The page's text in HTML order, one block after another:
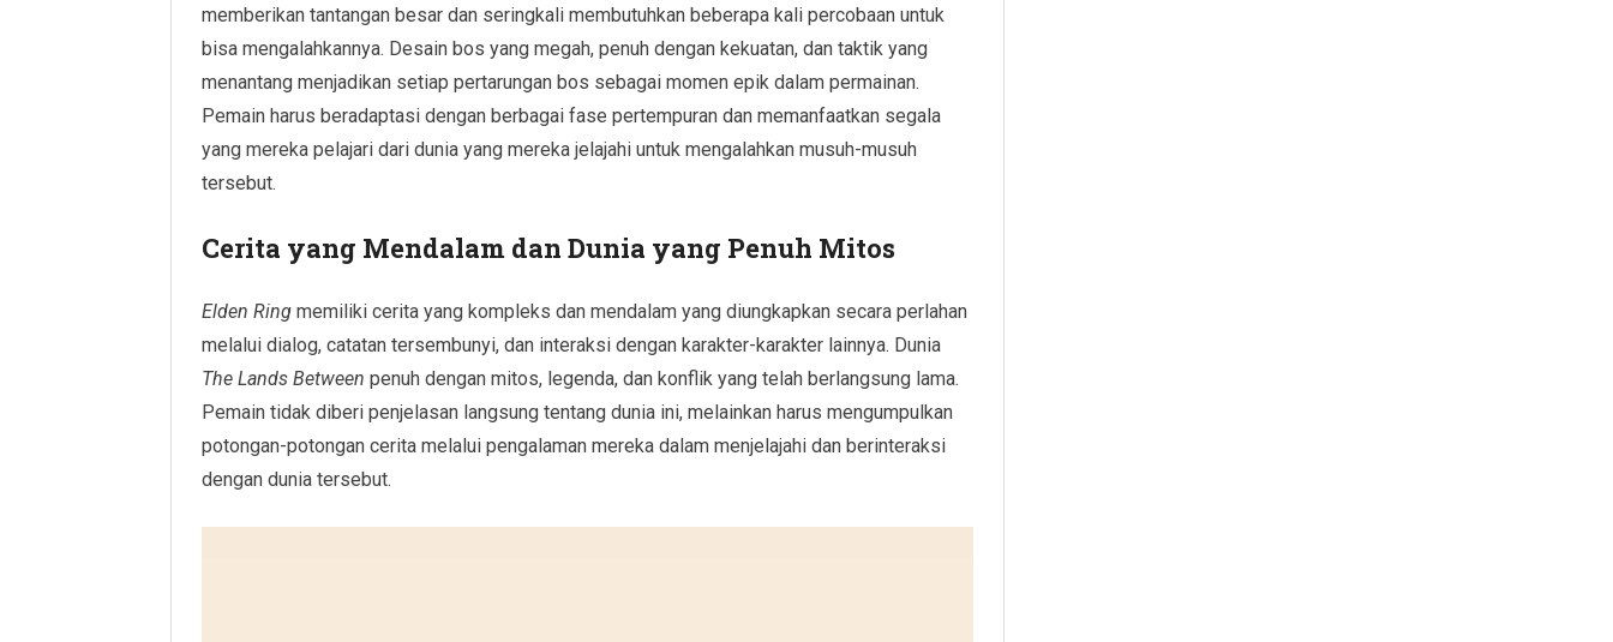
memberikan tantangan besar dan seringkali membutuhkan beberapa kali percobaan untuk
bisa mengalahkannya. Desain bos yang megah, penuh dengan kekuatan, dan taktik yang
menantang menjadikan setiap pertarungan bos sebagai momen epik dalam permainan.
Pemain harus beradaptasi dengan berbagai fase pertempuran dan memanfaatkan segala
yang mereka pelajari dari dunia yang mereka jelajahi untuk mengalahkan musuh-musuh
tersebut.
Cerita yang Mendalam dan Dunia yang Penuh Mitos
Elden Ring memiliki cerita yang kompleks dan mendalam yang diungkapkan secara perlahan
melalui dialog, catatan tersembunyi, dan interaksi dengan karakter-karakter lainnya. Dunia
The Lands Between penuh dengan mitos, legenda, dan konflik yang telah berlangsung lama.
Pemain tidak diberi penjelasan langsung tentang dunia ini, melainkan harus mengumpulkan
potongan-potongan cerita melalui pengalaman mereka dalam menjelajahi dan berinteraksi
dengan dunia tersebut.